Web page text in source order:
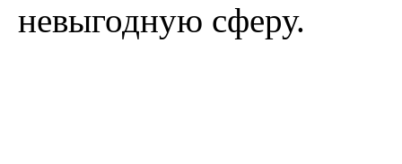
невыгодную сферу.